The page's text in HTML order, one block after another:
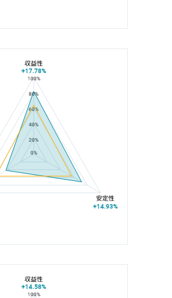
ｅｉｍ東大井ビルと京浜東北線の平均値の総合評価の比較
100%
80%
60%
40%
20%
0%
収益性
+17.78%
安定性
+14.93%
ｅｉｍ東大井ビルと大井町駅の平均値の総合評価の比較
100%
収益性
+14.58%